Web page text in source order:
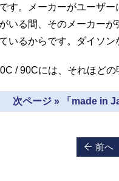
す。メーカーがユーザ
いる間、そのメーカー
いるからです。ダイソン
/ 90Cには、それほどの
次ページ » 「made in
前へ